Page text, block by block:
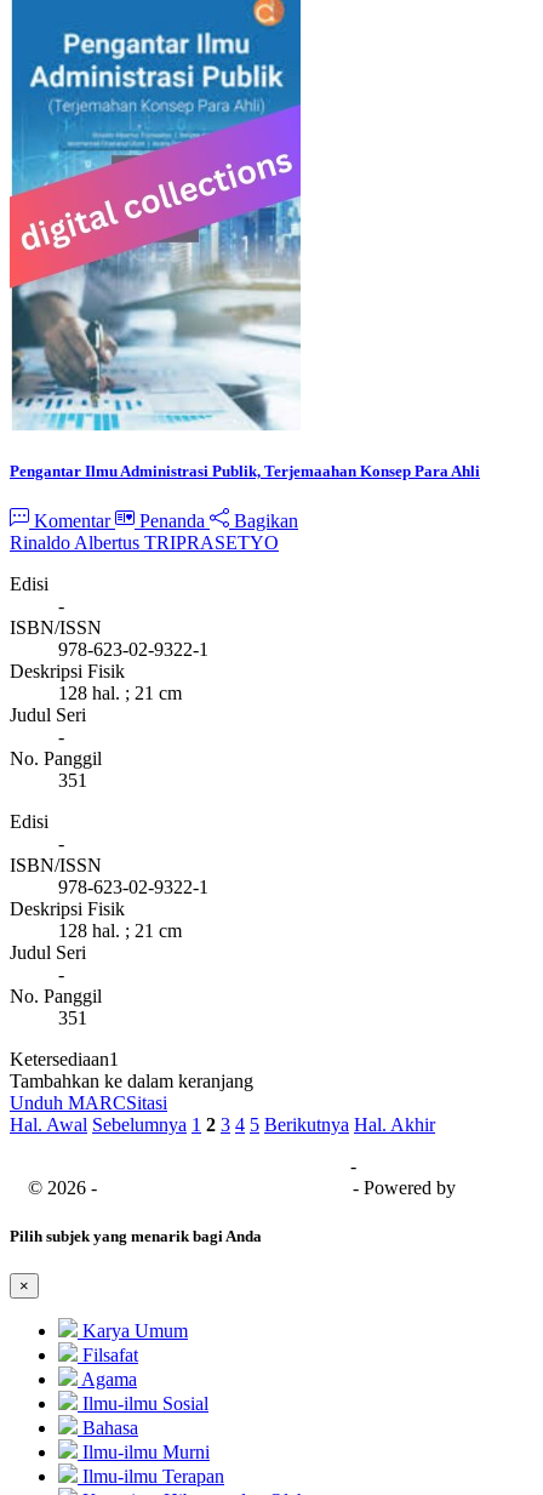
Pengantar Ilmu Administrasi Publik, Terjemaahan Konsep Para Ahli
Komentar Penanda
Bagikan
Rinaldo Albertus TRIPRASETYO
Edisi
-
ISBN/ISSN
978-623-02-9322-1
Deskripsi Fisik
128 hal. ; 21 cm
Judul Seri
-
No. Panggil
351
Edisi
-
ISBN/ISSN
978-623-02-9322-1
Deskripsi Fisik
128 hal. ; 21 cm
Judul Seri
-
No. Panggil
351
Ketersediaan1
Tambahkan ke dalam keranjang
Unduh MARCSitasi
Hal. Awal Sebelumnya 1 2 3 4 5 Berikutnya Hal. Akhir
-
© 2026 -
- Powered by
Pilih subjek yang menarik bagi Anda
×
Karya Umum
Filsafat
Agama
Ilmu-ilmu Sosial
Bahasa
Ilmu-ilmu Murni
Ilmu-ilmu Terapan